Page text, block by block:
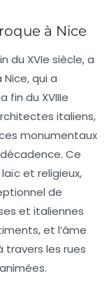
à Nice
du XVIe siècle, a
qui a
fin du XVIIIe
italiens,
monumentaux
Ce
et religieux,
de
et italiennes
et l’âme
les rues